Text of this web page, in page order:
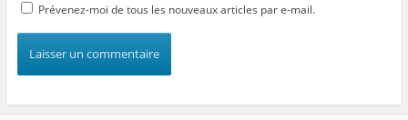
Prévenez-moi de tous les nouveaux articles par e-mail.